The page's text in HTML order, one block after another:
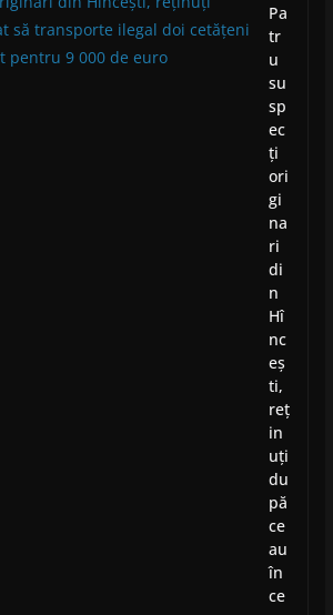
Pa
tr
u
su
sp
ec
ți
ori
gi
na
ri
di
n
Hî
nc
eș
ti,
reț
in
uți
du
pă
ce
au
în
ce